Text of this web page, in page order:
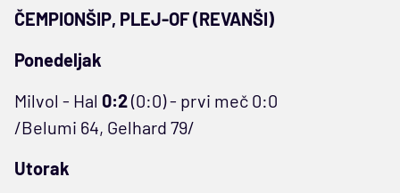
ČEMPIONŠIP, PLEJ-OF (REVANŠI)
Ponedeljak
Milvol - Hal 0:2(0:0) - prvi meč 0:0
/Belumi 64, Gelhard 79/
Utorak